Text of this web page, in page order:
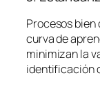
Procesos
curva de
minimizan la
identificación